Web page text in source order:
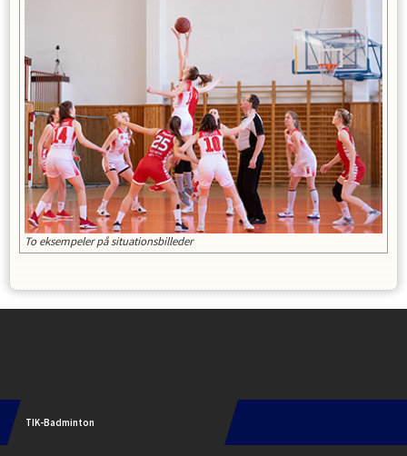
To eksempeler på situationsbilleder
TIK-Badminton